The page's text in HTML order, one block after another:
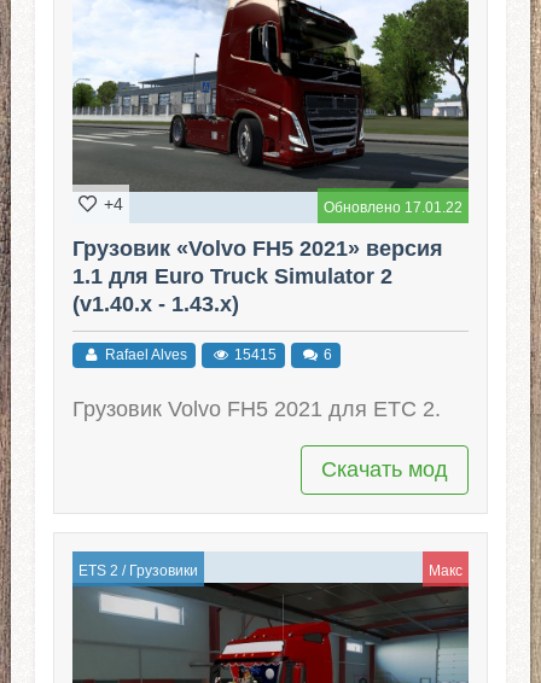
Обновлено 17.01.22
+4
Грузовик «Volvo FH5 2021» версия
1.1 для Euro Truck Simulator 2
(v1.40.x - 1.43.x)
Rafael Alves 15415 6
Грузовик Volvo FH5 2021 для ЕТС 2.
Скачать мод
ETS 2 / Грузовики Макс